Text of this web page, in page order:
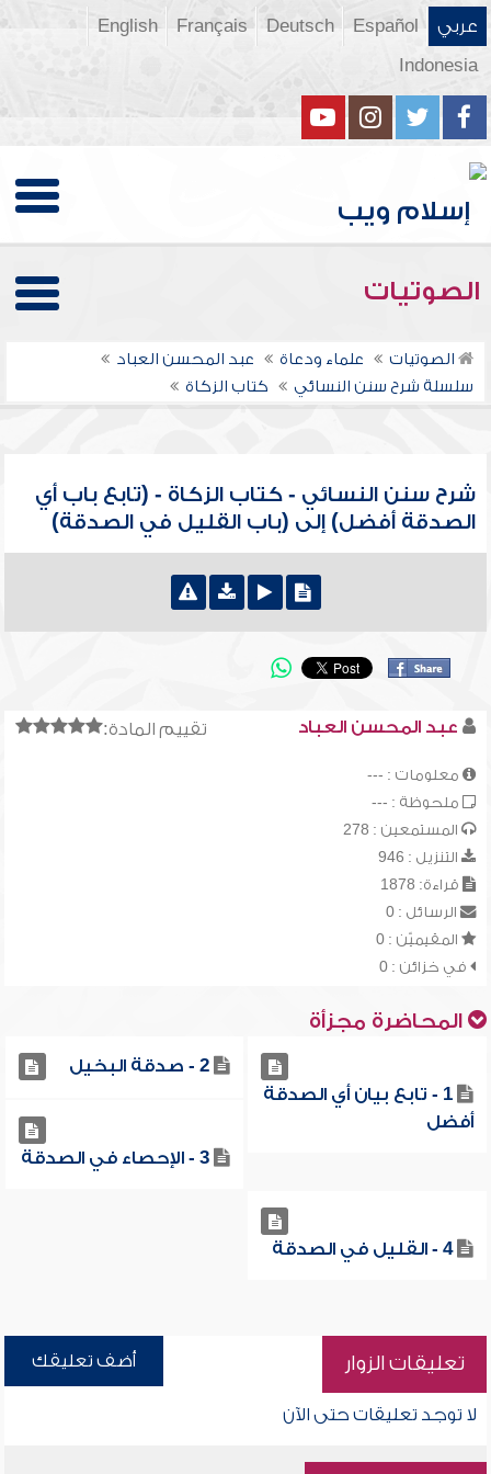
عربي Español
Deutsch
Français
English
Indonesia
الصوتيات
الصوتيات علماء ودعاة
عبد المحسن العباد
سلسلة شرح سنن النسائي
كتاب الزكاة
شرح سنن النسائي - كتاب الزكاة - (تابع باب أي
الصدقة أفضل) إلى (باب القليل في الصدقة)
تقييم المادة: عبد المحسن العباد
معلومات : ---
ملحوظة : ---
المستمعين : 278
التنزيل : 946
قراءة: 1878
الرسائل : 0
المقيميّن : 0
في خزائن : 0
المحاضرة مجزأة
1 - تابع بيان أي الصدقة
أفضل
2 - صدقة البخيل
3 - الإحصاء في الصدقة
4 - القليل في الصدقة
تعليقات الزوار أضف تعليقك
لا توجد تعليقات حتى الآن